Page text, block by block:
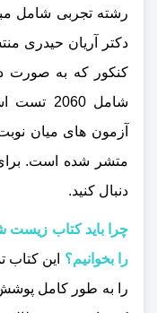
رشته تجربی شامل
دکتر آریان حیدری
کنکور که به‌ صورت
شامل
متشر شده است.
دنبال کنید.
چرا باید کتاب زیست
را بخوانیم؟ این
را به طور کامل